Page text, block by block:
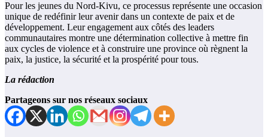
Pour les jeunes du Nord-Kivu, ce processus représente une occasion
unique de redéfinir leur avenir dans un contexte de paix et de
développement. Leur engagement aux côtés des leaders
communautaires montre une détermination collective à mettre fin
aux cycles de violence et à construire une province où règnent la
paix, la justice, la sécurité et la prospérité pour tous.
La rédaction
Partageons sur nos réseaux sociaux